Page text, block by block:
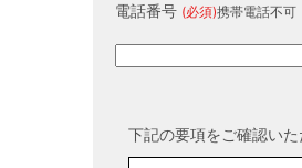
電話番号 (必須)携帯電話不可
下記の要項をご確認いた